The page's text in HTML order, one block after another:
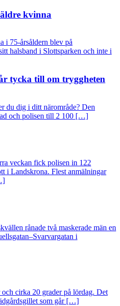
kvinna
75-årsåldern blev på
halsband i Slottsparken och inte i
tycka till om tryggheten
du dig i ditt närområde? Den
och polisen till 2 100 […]
veckan fick polisen in 122
i Landskrona. Flest anmälningar
rånade två maskerade män en
i
cirka 20 grader på lördag. Det
som går […]